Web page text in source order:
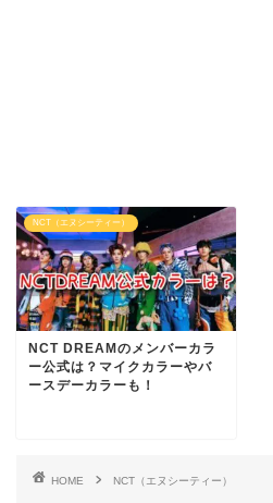
NCT（エヌシーティー）
NCT DREAMのメンバーカラ
ー公式は？マイクカラーやバ
ースデーカラーも！
HOME NCT（エヌシーティー）